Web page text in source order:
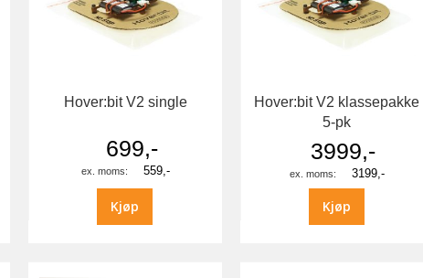
Hover:bit V2 single
699,-
559,-
Kjøp
Hover:bit V2 klassepakke
5-pk
3999,-
3199,-
Kjøp